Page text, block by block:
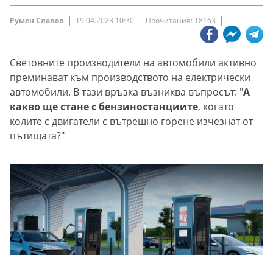
Румен Славов 19.04.2023 10:30 Прочитания: 18163
Световните производители на автомобили активно
преминават към производството на електрически
автомобили. В тази връзка възниква въпросът: "А
какво ще стане с бензиностанциите, когато
колите с двигатели с вътрешно горене изчезнат от
пътищата?"